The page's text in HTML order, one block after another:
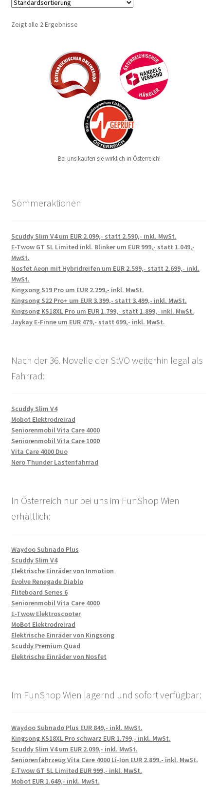
Zeigt alle 2 Ergebnisse
Bei uns kaufen sie wirklich in Österreich!
Sommeraktionen
Scuddy Slim V4 um EUR 2.099,- statt 2.590,- inkl. MwSt.
E-Twow GT SL Limited inkl. Blinker um EUR 999,- statt 1.049,-
MwSt.
Nosfet Aeon mit Hybridreifen um EUR 2.599,- statt 2.699,- inkl.
MwSt.
Kingsong S19 Pro um EUR 2.299,- inkl. MwSt.
Kingsong S22 Pro+ um EUR 3.399,- statt 3.499,- inkl. MwSt.
Kingsong KS18XL Pro um EUR 1.799,- statt 1.899,- inkl. MwSt.
Jaykay E-Finne um EUR 479,- statt 699,- inkl. MwSt.
Nach der 36. Novelle der StVO weiterhin legal als
Fahrrad:
Scuddy Slim V4
Mobot Elektrodreirad
Seniorenmobil Vita Care 4000
Seniorenmobil Vita Care 1000
Vita Care 4000 Duo
Nero Thunder Lastenfahrrad
In Österreich nur bei uns im FunShop Wien
erhältlich:
Waydoo Subnado Plus
Scuddy Slim V4
Elektrische Einräder von Inmotion
Evolve Renegade Diablo
Fliteboard Series 6
Seniorenmobil Vita Care 4000
E-Twow Elektroscooter
MoBot Elektrodreirad
Elektrische Einräder von Kingsong
Scuddy Premium Quad
Elektrische Einräder von Nosfet
Im FunShop Wien lagernd und sofort verfügbar:
Waydoo Subnado Plus EUR 849,- inkl. MwSt.
Kingsong KS18XL Pro schwarz EUR 1.799,- inkl. MwSt.
Scuddy Slim V4 um EUR 2.099,- inkl. MwSt.
Seniorenfahrzeug Vita Care 4000 Li-Ion EUR 2.899,- inkl. MwSt.
E-Twow GT SL Limited EUR 999,- inkl. MwSt.
Mobot EUR 1.649,- inkl. MwSt.